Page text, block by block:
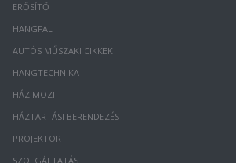
ERŐSÍTŐ
HANGFAL
AUTÓS MŰSZAKI CIKKEK
HANGTECHNIKA
HÁZIMOZI
HÁZTARTÁSI BERENDEZÉS
PROJEKTOR
SZOLGÁLTATÁS